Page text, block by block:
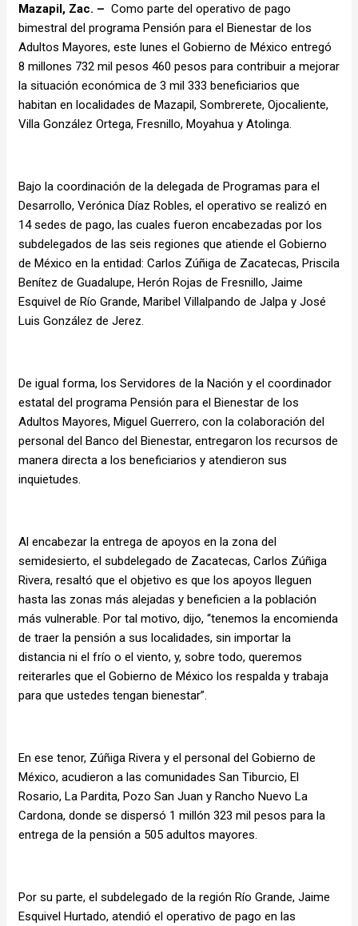
Mazapil, Zac. – Como parte del operativo de pago
bimestral del programa Pensión para el Bienestar de los
Adultos Mayores, este lunes el Gobierno de México entregó
8 millones 732 mil pesos 460 pesos para contribuir a mejorar
la situación económica de 3 mil 333 beneficiarios que
habitan en localidades de Mazapil, Sombrerete, Ojocaliente,
Villa González Ortega, Fresnillo, Moyahua y Atolinga.
Bajo la coordinación de la delegada de Programas para el
Desarrollo, Verónica Díaz Robles, el operativo se realizó en
14 sedes de pago, las cuales fueron encabezadas por los
subdelegados de las seis regiones que atiende el Gobierno
de México en la entidad: Carlos Zúñiga de Zacatecas, Priscila
Benítez de Guadalupe, Herón Rojas de Fresnillo, Jaime
Esquivel de Río Grande, Maribel Villalpando de Jalpa y José
Luis González de Jerez.
De igual forma, los Servidores de la Nación y el coordinador
estatal del programa Pensión para el Bienestar de los
Adultos Mayores, Miguel Guerrero, con la colaboración del
personal del Banco del Bienestar, entregaron los recursos de
manera directa a los beneficiarios y atendieron sus
inquietudes.
Al encabezar la entrega de apoyos en la zona del
semidesierto, el subdelegado de Zacatecas, Carlos Zúñiga
Rivera, resaltó que el objetivo es que los apoyos lleguen
hasta las zonas más alejadas y beneficien a la población
más vulnerable. Por tal motivo, dijo, “tenemos la encomienda
de traer la pensión a sus localidades, sin importar la
distancia ni el frío o el viento, y, sobre todo, queremos
reiterarles que el Gobierno de México los respalda y trabaja
para que ustedes tengan bienestar”.
En ese tenor, Zúñiga Rivera y el personal del Gobierno de
México, acudieron a las comunidades San Tiburcio, El
Rosario, La Pardita, Pozo San Juan y Rancho Nuevo La
Cardona, donde se dispersó 1 millón 323 mil pesos para la
entrega de la pensión a 505 adultos mayores.
Por su parte, el subdelegado de la región Río Grande, Jaime
Esquivel Hurtado, atendió el operativo de pago en las